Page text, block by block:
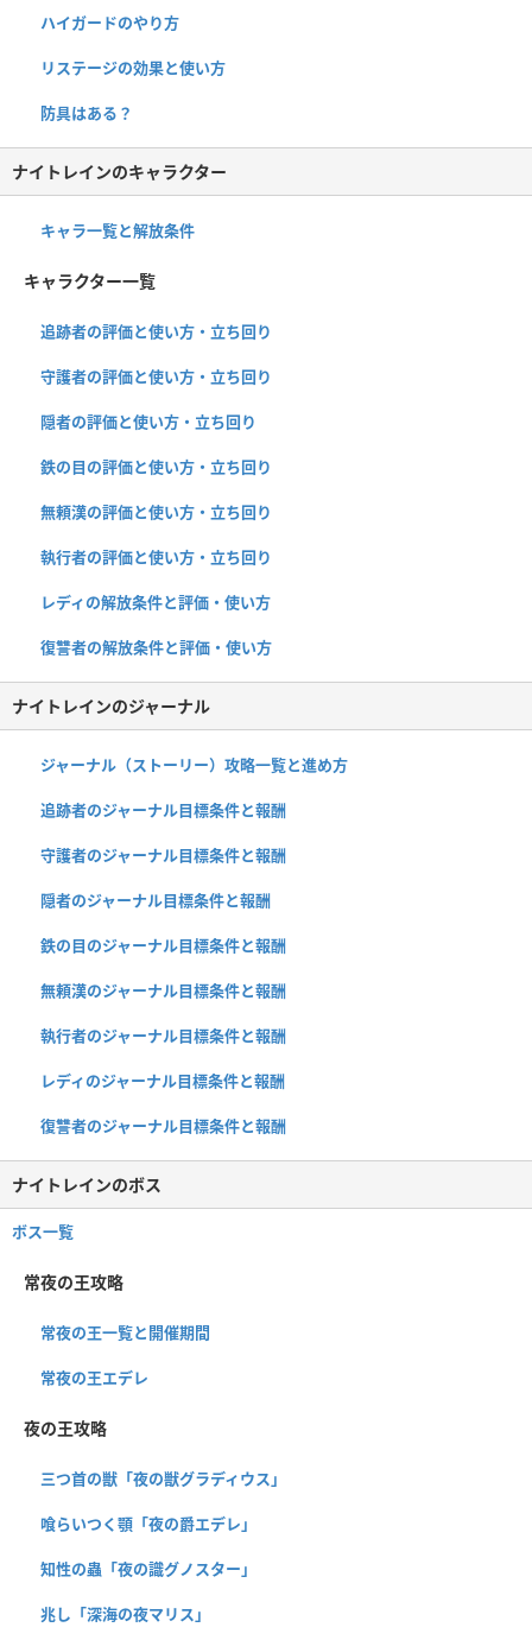
ハイガードのやり方
リステージの効果と使い方
防具はある？
ナイトレインのキャラクター
キャラ一覧と解放条件
キャラクター一覧
追跡者の評価と使い方・立ち回り
守護者の評価と使い方・立ち回り
隠者の評価と使い方・立ち回り
鉄の目の評価と使い方・立ち回り
無頼漢の評価と使い方・立ち回り
執行者の評価と使い方・立ち回り
レディの解放条件と評価・使い方
復讐者の解放条件と評価・使い方
ナイトレインのジャーナル
ジャーナル（ストーリー）攻略一覧と進め方
追跡者のジャーナル目標条件と報酬
守護者のジャーナル目標条件と報酬
隠者のジャーナル目標条件と報酬
鉄の目のジャーナル目標条件と報酬
無頼漢のジャーナル目標条件と報酬
執行者のジャーナル目標条件と報酬
レディのジャーナル目標条件と報酬
復讐者のジャーナル目標条件と報酬
ナイトレインのボス
ボス一覧
常夜の王攻略
常夜の王一覧と開催期間
常夜の王エデレ
夜の王攻略
三つ首の獣「夜の獣グラディウス」
喰らいつく顎「夜の爵エデレ」
知性の蟲「夜の識グノスター」
兆し「深海の夜マリス」